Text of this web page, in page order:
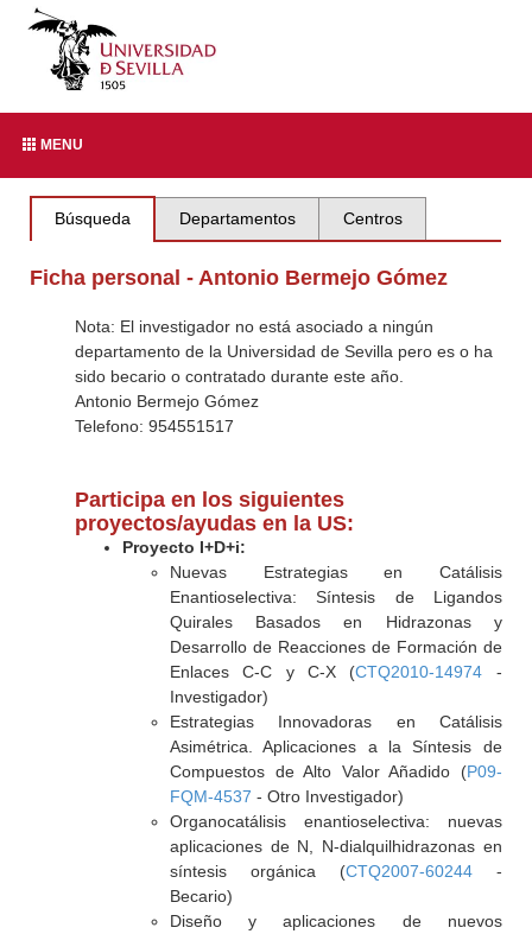
MENU
Búsqueda Departamentos Centros
Ficha personal - Antonio Bermejo Gómez
Nota: El investigador no está asociado a ningún
departamento de la Universidad de Sevilla pero es o ha
sido becario o contratado durante este año.
Antonio Bermejo Gómez
Telefono: 954551517
Participa en los siguientes
proyectos/ayudas en la US:
Proyecto I+D+i:
Nuevas Estrategias en Catálisis
Enantioselectiva: Síntesis de Ligandos
Quirales Basados en Hidrazonas y
Desarrollo de Reacciones de Formación de
Enlaces C-C y C-X (CTQ2010-14974 -
Investigador)
Estrategias Innovadoras en Catálisis
Asimétrica. Aplicaciones a la Síntesis de
Compuestos de Alto Valor Añadido (P09-
FQM-4537 - Otro Investigador)
Organocatálisis enantioselectiva: nuevas
aplicaciones de N, N-dialquilhidrazonas en
síntesis orgánica (CTQ2007-60244-
Becario)
Diseño y aplicaciones de nuevos